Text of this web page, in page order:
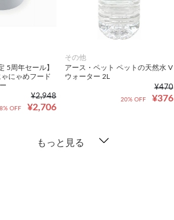
5周年セール】
にゃめフード
¥2,948
¥2,706
8% OFF
その他
アース・ペット ペットの天然水 V
ウォーター 2L
¥470
¥376
20% OFF
もっと見る